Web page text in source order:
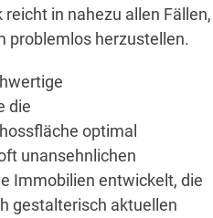
in nahezu allen Fällen,
problemlos herzustellen.
die
optimal
unansehnlichen
Immobilien entwickelt, die
gestalterisch aktuellen